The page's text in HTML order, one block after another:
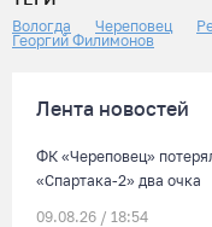
Вологда Череповец
Георгий Филимонов
Лента новостей
ФК «Череповец»
«Спартака-2» два очка
09.08.26 / 18:54